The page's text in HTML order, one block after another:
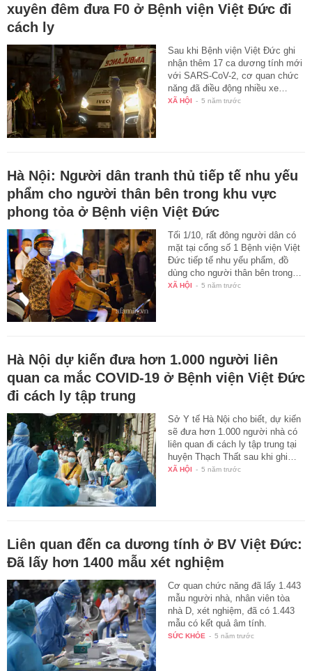
xuyên đêm đưa F0 ở Bệnh viện Việt Đức đi
cách ly
Sau khi Bệnh viện Việt Đức ghi
nhận thêm 17 ca dương tính mới
với SARS-CoV-2, cơ quan chức
năng đã điều động nhiều xe…
XÃ HỘI - 5 năm trước
Hà Nội: Người dân tranh thủ tiếp tế nhu yếu
phẩm cho người thân bên trong khu vực
phong tỏa ở Bệnh viện Việt Đức
Tối 1/10, rất đông người dân có
mặt tại cổng số 1 Bệnh viện Việt
Đức tiếp tế nhu yếu phẩm, đồ
dùng cho người thân bên trong…
XÃ HỘI - 5 năm trước
Hà Nội dự kiến đưa hơn 1.000 người liên
quan ca mắc COVID-19 ở Bệnh viện Việt Đức
đi cách ly tập trung
Sở Y tế Hà Nội cho biết, dự kiến
sẽ đưa hơn 1.000 người nhà có
liên quan đi cách ly tập trung tại
huyện Thạch Thất sau khi ghi…
XÃ HỘI - 5 năm trước
Liên quan đến ca dương tính ở BV Việt Đức:
Đã lấy hơn 1400 mẫu xét nghiệm
Cơ quan chức năng đã lấy 1.443
mẫu người nhà, nhân viên tòa
nhà D, xét nghiệm, đã có 1.443
mẫu có kết quả âm tính.
SỨC KHỎE - 5 năm trước